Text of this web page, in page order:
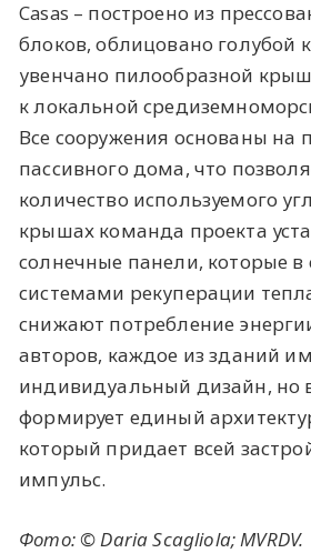
Casas – построено из
блоков, облицовано голубой
увенчано пилообразной
к локальной
Все сооружения основаны на
пассивного дома, что
количество используемого
крышах команда проекта
солнечные панели, которые в
системами рекуперации
снижают потребление
авторов, каждое из зданий
индивидуальный дизайн, но
формирует единый
который придает всей
импульс.
Фото: © Daria Scagliola; MVRDV.